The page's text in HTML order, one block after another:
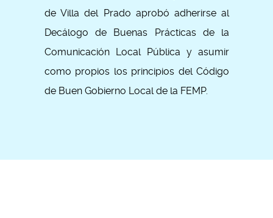
de Villa del Prado aprobó adherirse al
Decálogo de Buenas Prácticas de la
Comunicación Local Pública y asumir
como propios los principios del Código
de Buen Gobierno Local de la FEMP.